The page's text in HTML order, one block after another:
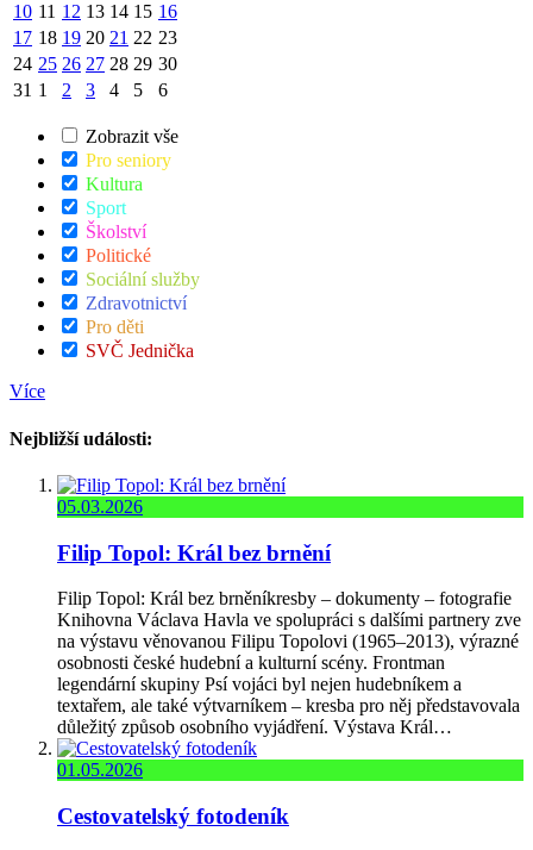
10 11 12 13 14 15 16
17 18 19 20 21 22 23
24 25 26 27 28 29 30
31 1 2 3 4 5 6
Zobrazit vše
Pro seniory
Kultura
Sport
Školství
Politické
Sociální služby
Zdravotnictví
Pro děti
SVČ Jednička
Více
Nejbližší události:
05.03.2026
Filip Topol: Král bez brnění
Filip Topol: Král bez brněníkresby – dokumenty – fotografie
Knihovna Václava Havla ve spolupráci s dalšími partnery zve
na výstavu věnovanou Filipu Topolovi (1965–2013), výrazné
osobnosti české hudební a kulturní scény. Frontman
legendární skupiny Psí vojáci byl nejen hudebníkem a
textařem, ale také výtvarníkem – kresba pro něj představovala
důležitý způsob osobního vyjádření. Výstava Král…
01.05.2026
Cestovatelský fotodeník